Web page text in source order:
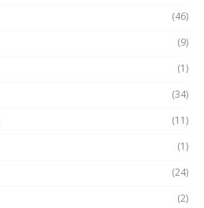
(46)
(9)
(1)
(34)
(11)
(1)
(24)
(2)